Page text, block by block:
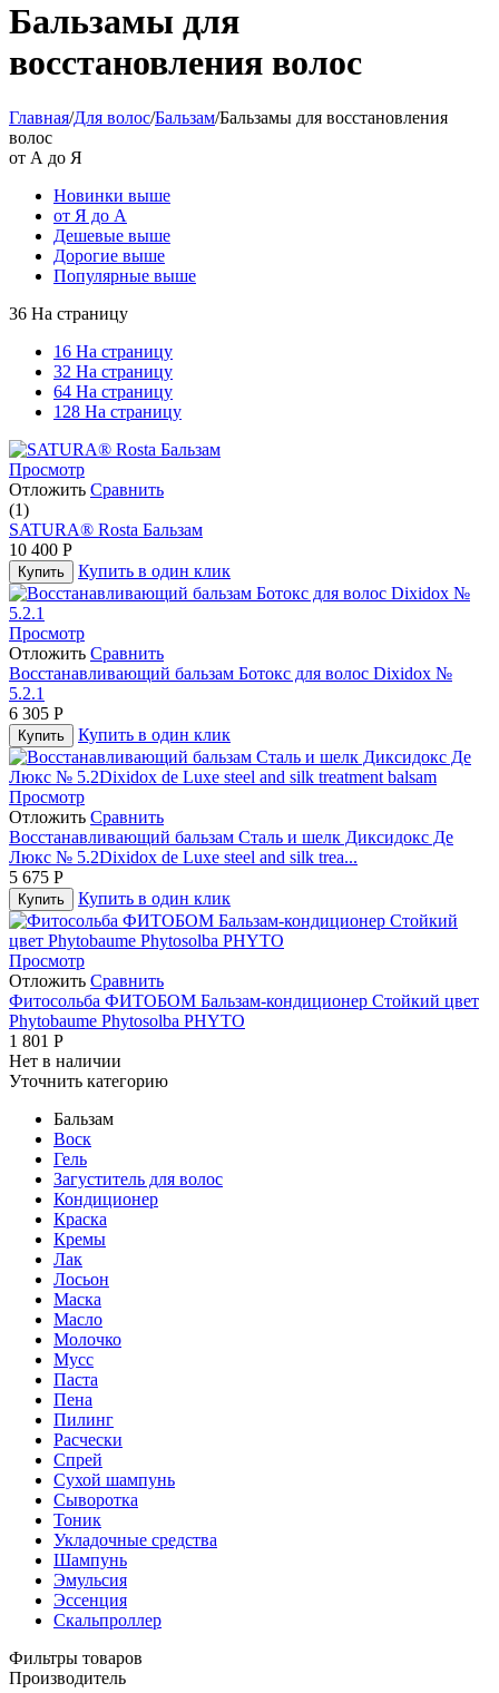
Бальзамы для
восстановления волос
Главная/Для волос/Бальзам/Бальзамы для восстановления
волос
от А до Я
Новинки выше
от Я до А
Дешевые выше
Дорогие выше
Популярные выше
36 На страницу
16 На страницу
32 На страницу
64 На страницу
128 На страницу
Просмотр
Отложить Сравнить
(1)
SATURA® Rosta Бальзам
10 400 Р
Купить Купить в один клик
Просмотр
Отложить Сравнить
Восстанавливающий бальзам Ботокс для волос Dixidox №
5.2.1
6 305 Р
Купить Купить в один клик
Просмотр
Отложить Сравнить
Восстанавливающий бальзам Сталь и шелк Диксидокс Де
Люкс № 5.2Dixidox de Luxe steel and silk trea...
5 675 Р
Купить Купить в один клик
Просмотр
Отложить Сравнить
Фитосольба ФИТОБОМ Бальзам-кондиционер Стойкий цвет
Phytobaume Phytosolba PHYTO
1 801 Р
Нет в наличии
Уточнить категорию
Бальзам
Воск
Гель
Загуститель для волос
Кондиционер
Краска
Кремы
Лак
Лосьон
Маска
Масло
Молочко
Мусс
Паста
Пена
Пилинг
Расчески
Спрей
Сухой шампунь
Сыворотка
Тоник
Укладочные средства
Шампунь
Эмульсия
Эссенция
Скальпроллер
Фильтры товаров
Производитель